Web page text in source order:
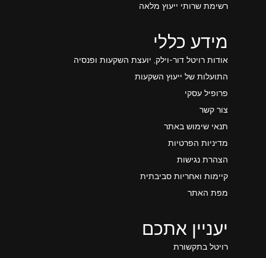
רשימת שרותי ייעוץ מלאה
מידע כללי
אודות רויטל דור-וילק, יועצת השקעות ופנסיה
התועלות של ייעוץ השקעות
פרופיל עסקי
צור קשר
תנאי שימוש באתר
מדיניות הפרטיות
הצהרת נגישות
קיימות ואחריות סביבתית
מפת האתר
יעניין אתכם
רויטל בתקשורת